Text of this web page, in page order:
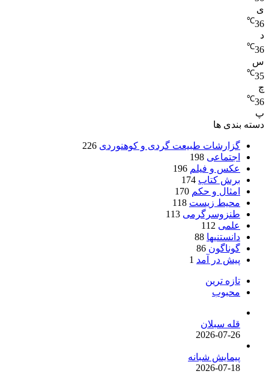
ها
گزارشات طبیعت گردی و کوهنوردی 226
اجتماعی 198
عکس و فیلم 196
برش کتاب 174
امثال و حکم 170
محیط زیست 118
طنزوسرگرمی 113
علمی
112
دانستنیها 88
گوناگون 86
پیش در آمد 1
تازه ترین
محبوب
قله سبلان
2026-07-26
پیمایش شبانه
2026-07-18